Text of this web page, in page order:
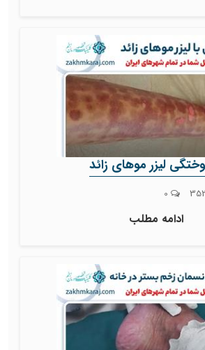
لیزر موهای زائد
ادامه مطلب